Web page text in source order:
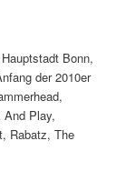
Bonn,
der 2010er
And Play,
Rabatz, The